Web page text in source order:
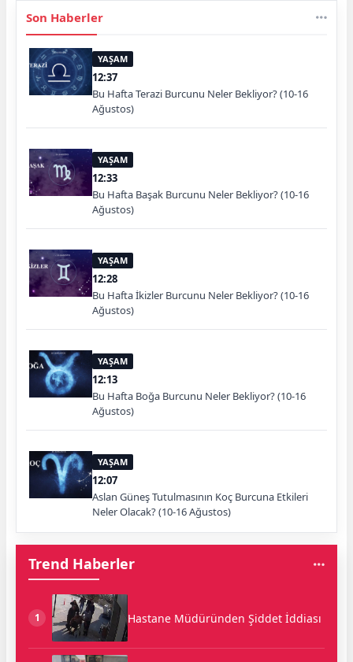
Son Haberler
YAŞAM
12:37
Bu Hafta Terazi Burcunu Neler Bekliyor? (10-16
Ağustos)
YAŞAM
12:33
Bu Hafta Başak Burcunu Neler Bekliyor? (10-16
Ağustos)
YAŞAM
12:28
Bu Hafta İkizler Burcunu Neler Bekliyor? (10-16
Ağustos)
YAŞAM
12:13
Bu Hafta Boğa Burcunu Neler Bekliyor? (10-16
Ağustos)
YAŞAM
12:07
Aslan Güneş Tutulmasının Koç Burcuna Etkileri
Neler Olacak? (10-16 Ağustos)
Trend Haberler
1 Hastane Müdüründen Şiddet İddiası